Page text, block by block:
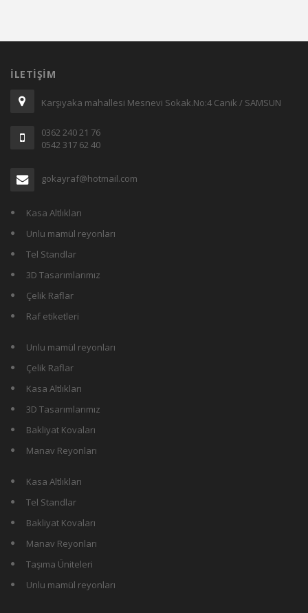
İLETIŞIM
Karşıyaka mahallesi Mesnevi Sokak.No:4 Canik / SAMSUN
0362 240 21 76
0542 317 62 40
gokayraf@hotmail.com
Kasa Altlıkları
Unlu mamül reyonları
Tel Standlar
3D Tasarımlarımız
Çelik Raflar
Raf etiketleri
Unlu mamül reyonları
Çelik Raflar
Kasa Altlıkları
3D Tasarımlarımız
Bakliyat Kovaları
Manav Reyonları
Kasa Altlıkları
Tel Standlar
Bakliyat Kovaları
Manav Reyonları
Taşıma Üniteleri
Unlu mamül reyonları